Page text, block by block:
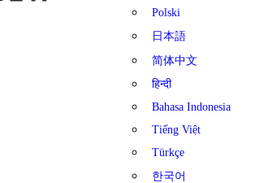
Polski
日本語
简体中文
हिन्दी
Bahasa Indonesia
Tiếng Việt
Türkçe
한국어